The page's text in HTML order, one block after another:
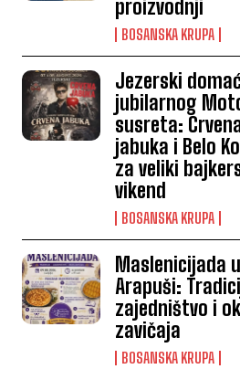
proizvodnji
BOSANSKA KRUPA
Jezerski
jubilarnog
susreta:
jabuka i Belo
za veliki
vikend
BOSANSKA KRUPA
Maslenicijada u
Arapuši:
zajedništvo i
zavičaja
BOSANSKA KRUPA